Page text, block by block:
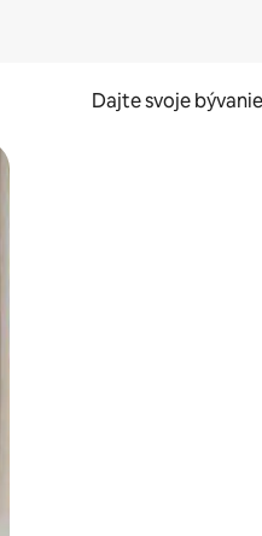
Dajte svoje
dotykových gest či